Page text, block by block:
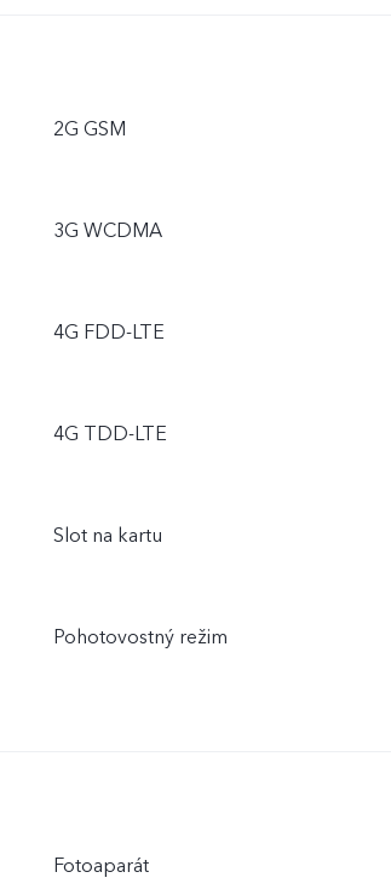
2G GSM
3G WCDMA
4G FDD-LTE
4G TDD-LTE
Slot na kartu
Pohotovostný režim
Fotoaparát